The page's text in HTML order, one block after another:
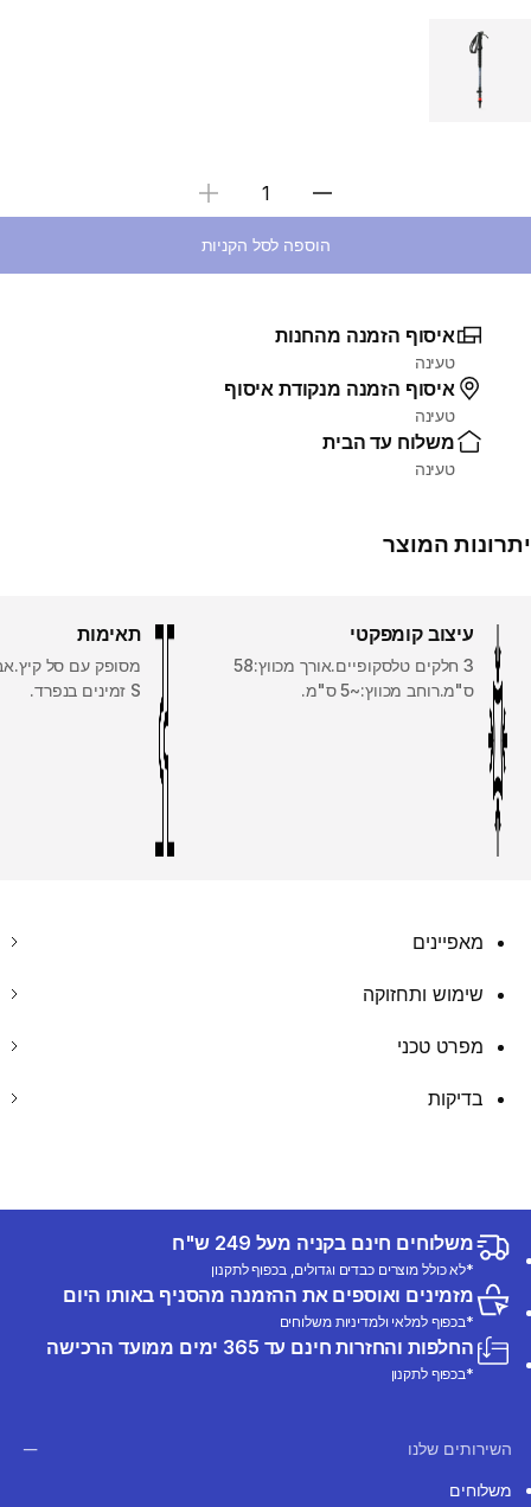
Choose a variant
בחירת כמות
הוספה לסל הקניות
איסוף הזמנה מהחנות
טעינה
איסוף הזמנה מנקודת איסוף
טעינה
משלוח עד הבית
טעינה
יתרונות המוצר
עיצוב קומפקטי
3 חלקים טלסקופיים.אורך מכווץ:58
ס"מ.רוחב מכווץ:~5 ס"מ.
תאימות
S זמינים בנפרד.
מאפיינים
שימוש ותחזוקה
מפרט טכני
בדיקות
משלוחים חינם בקניה מעל 249 ש"ח
*לא כולל מוצרים כבדים וגדולים, בכפוף לתקנון
מזמינים ואוספים את ההזמנה מהסניף באותו היום
*בכפוף למלאי ולמדיניות משלוחים
החלפות והחזרות חינם עד 365 ימים ממועד הרכישה
*בכפוף לתקנון
השירותים שלנו
משלוחים